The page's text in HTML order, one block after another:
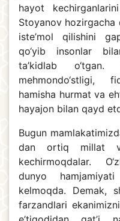
hayot
Stoyanov hozirgacha
iste’mol qilishini
qo‘yib insonlar
ta’kidlab
mehmondo‘stligi,
hamisha hurmat va
hayajon bilan qayd
Bugun
dan ortiq millat
kechirmoqdalar.
dunyo
kelmoqda. Demak,
farzandlari